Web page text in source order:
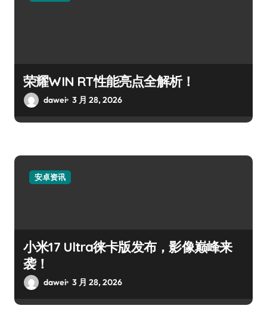
荣耀WIN RT性能亮点全解析！
dawei 3 月 28, 2026
安卓资讯
小米17 Ultra徕卡版发布，影像巅峰来
袭！
dawei 3 月 28, 2026